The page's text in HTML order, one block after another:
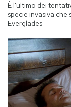
È l'ultimo dei
specie invasiva
Everglades